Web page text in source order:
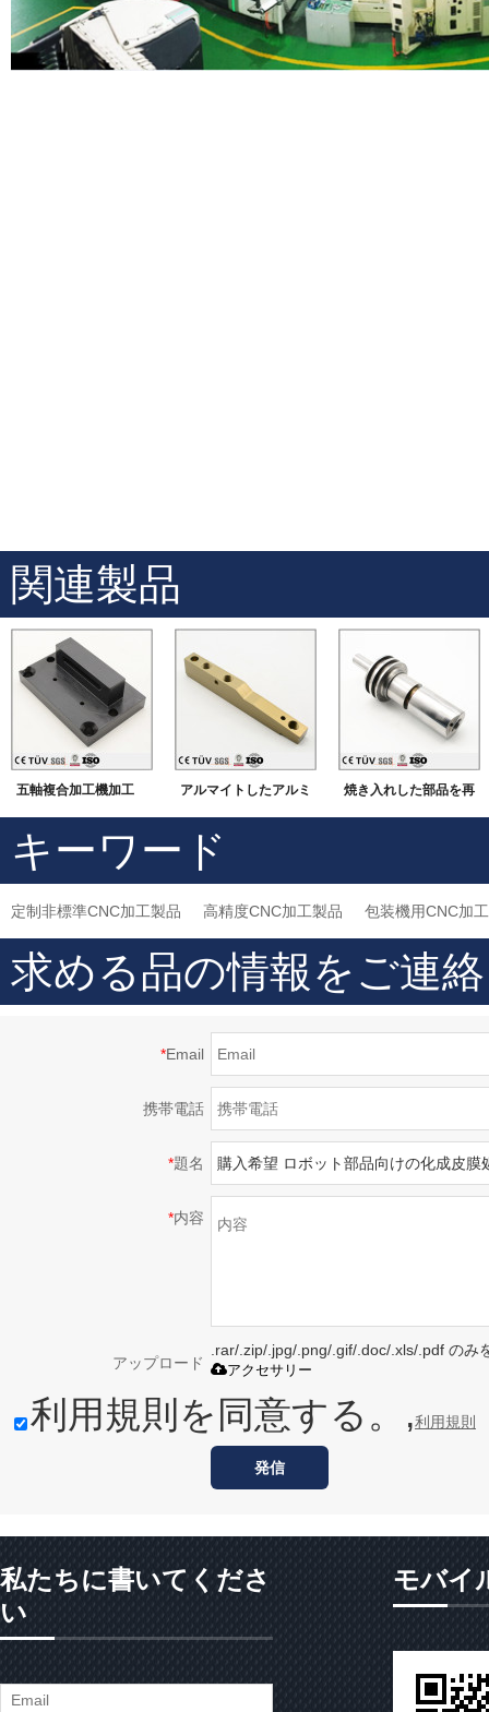
関連製品
五軸複合加工機加工
焼き入れ/黒染 自動装
置部品
アルマイトしたアルミ
材
焼き入れした部品を再
度に仕上げます。
キーワード
定制非標準CNC加工製品 高精度CNC加工製品 包装機用CNC加
求める品の情報をご連
*Email
携帯電話
*題名
*内容
アップロード
.rar/.zip/.jpg/.png/.gif/.doc/.xls/.pdf のみ
アクセサリー
利用規則を同意する。,利用規則
発信
私たちに書いてくださ
い
モバイ